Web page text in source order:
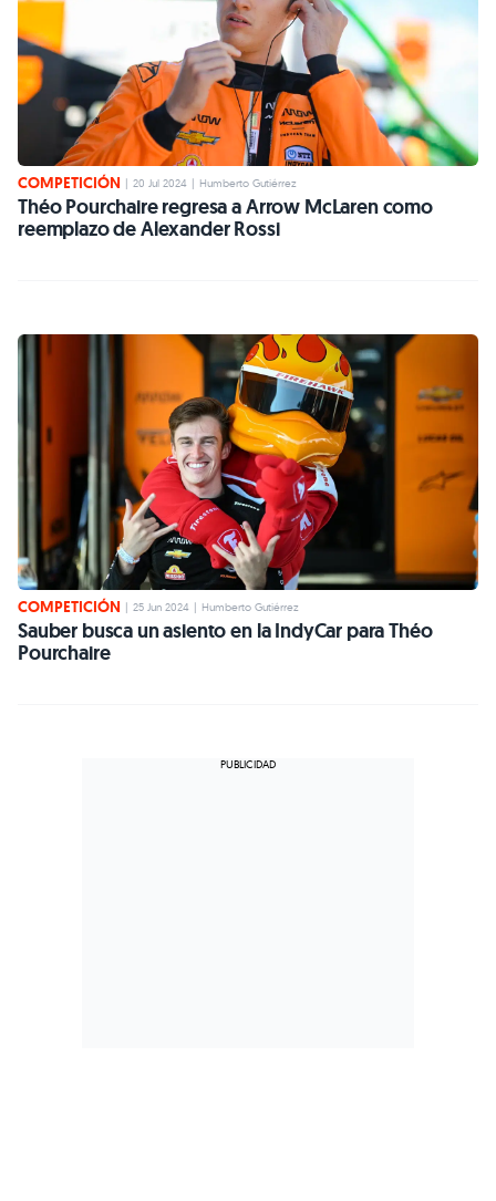
COMPETICIÓN | 20 Jul 2024 | Humberto Gutiérrez
Théo Pourchaire regresa a Arrow McLaren como
reemplazo de Alexander Rossi
COMPETICIÓN | 25 Jun 2024 | Humberto Gutiérrez
Sauber busca un asiento en la IndyCar para Théo
Pourchaire